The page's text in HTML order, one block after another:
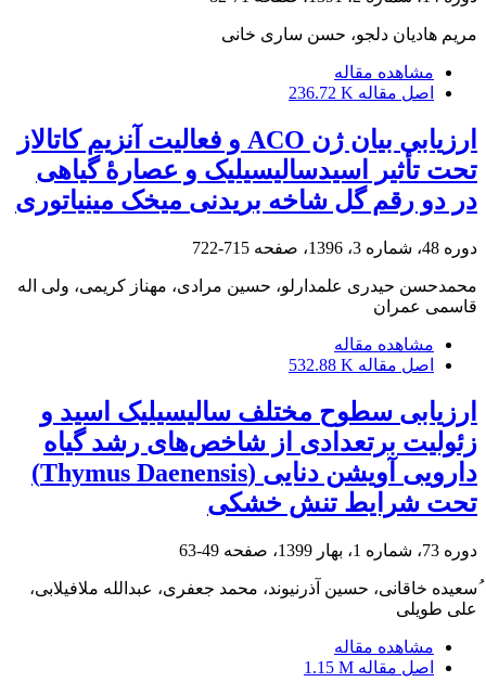
مریم هادیان دلجو، حسن ساری خانی
مشاهده مقاله
اصل مقاله 236.72 K
ارزیابی بیان ژن ACO و فعالیت آنزیم کاتالاز
تحت تأثیر اسیدسالیسیلیک و عصارۀ گیاهی
در دو رقم گل شاخه بریدنی میخک مینیاتوری
دوره 48، شماره 3، 1396، صفحه 715-722
محمدحسن حیدری علمدارلو، حسین مرادی، مهناز کریمی، ولی اله
قاسمی عمران
مشاهده مقاله
اصل مقاله 532.88 K
ارزیابی سطوح مختلف سالیسیلیک اسید و
زئولیت برتعدادی از شاخص‌های رشد گیاه
دارویی آویشن دنایی (Thymus Daenensis‌)
تحت شرایط تنش خشکی
دوره 73، شماره 1، بهار 1399، صفحه 49-63
ُسعیده خاقانی، حسین آذرنیوند، محمد جعفری، عبدالله ملافیلابی،
علی طویلی
مشاهده مقاله
اصل مقاله 1.15 M